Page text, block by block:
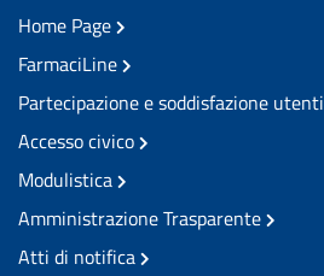
Home Page
FarmaciLine
Partecipazione e soddisfazione utenti
Accesso civico
Modulistica
Amministrazione Trasparente
Atti di notifica